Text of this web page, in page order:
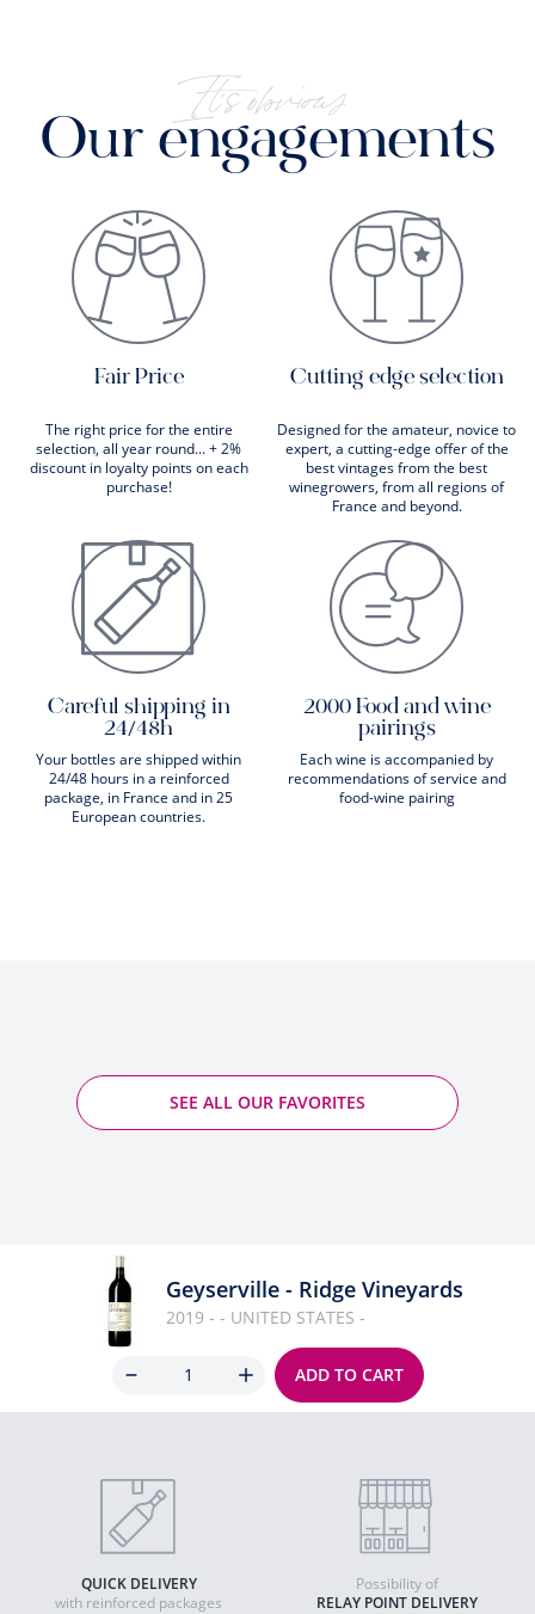
It's obvious
Our engagements
Fair Price
The right price for the entire
selection, all year round... + 2%
discount in loyalty points on each
purchase!
Cutting edge selection
Designed for the amateur, novice to
expert, a cutting-edge offer of the
best vintages from the best
winegrowers, from all regions of
France and beyond.
Careful shipping in
24/48h
Your bottles are shipped within
24/48 hours in a reinforced
package, in France and in 25
European countries.
2000 Food and wine
pairings
Each wine is accompanied by
recommendations of service and
food-wine pairing
SEE ALL OUR FAVORITES
Geyserville - Ridge Vineyards
2019 - - UNITED STATES -
ADD TO CART
QUICK DELIVERY
with reinforced packages
RELAY POINT DELIVERY
Possibility of